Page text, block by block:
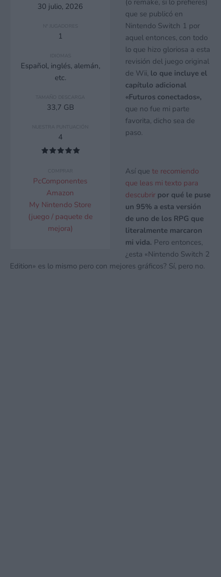
30 julio, 2026
1
IDIOMAS
Español, inglés, alemán,
etc.
TAMAÑO DESCARGA
33,7 GB
4
COMPRAR
PcComponentes
Amazon
My Nintendo Store
(juego / paquete de
mejora)
(o remake, si lo prefieres)
que se publicó en
Nintendo Switch 1 por
aquel entonces, con todo
lo que hizo gloriosa a esta
revisión del juego original
de Wii, lo que incluye el
capítulo adicional
«Futuros conectados»,
que no fue mi parte
favorita, dicho sea de
paso.
Así que te recomiendo
que leas mi texto para
descubrir por qué le puse
un 95% a esta versión
de uno de los RPG que
literalmente marcaron
mi vida. Pero entonces,
¿esta «Nintendo Switch 2
Edition» es lo mismo pero con mejores gráficos? Sí, pero no.